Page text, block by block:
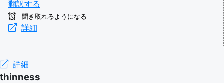
翻訳する
聞き取れるようになる
詳細
詳細
thinness